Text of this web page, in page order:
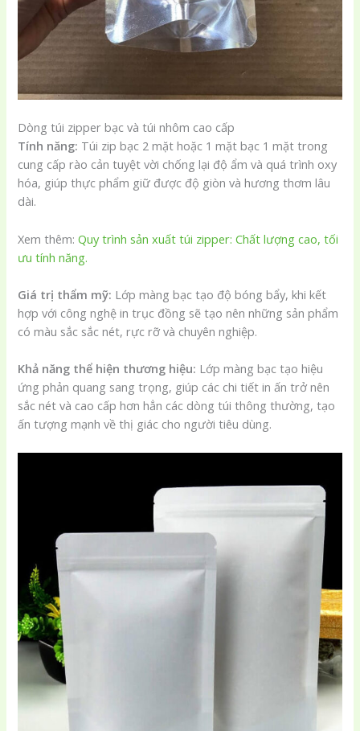
Dòng túi zipper bạc và túi nhôm cao cấp
Tính năng: Túi zip bạc 2 mặt hoặc 1 mặt bạc 1 mặt trong
cung cấp rào cản tuyệt vời chống lại độ ẩm và quá trình oxy
hóa, giúp thực phẩm giữ được độ giòn và hương thơm lâu
dài.
Xem thêm:Quy trình sản xuất túi zipper: Chất lượng cao, tối
ưu tính năng.
Giá trị thẩm mỹ: Lớp màng bạc tạo độ bóng bẩy, khi kết
hợp với công nghệ in trục đồng sẽ tạo nên những sản phẩm
có màu sắc sắc nét, rực rỡ và chuyên nghiệp.
Khả năng thể hiện thương hiệu: Lớp màng bạc tạo hiệu
ứng phản quang sang trọng, giúp các chi tiết in ấn trở nên
sắc nét và cao cấp hơn hẳn các dòng túi thông thường, tạo
ấn tượng mạnh về thị giác cho người tiêu dùng.